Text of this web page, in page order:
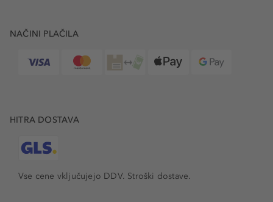
NAČINI PLAČILA
HITRA DOSTAVA
Vse cene vključujejo DDV. Stroški dostave.